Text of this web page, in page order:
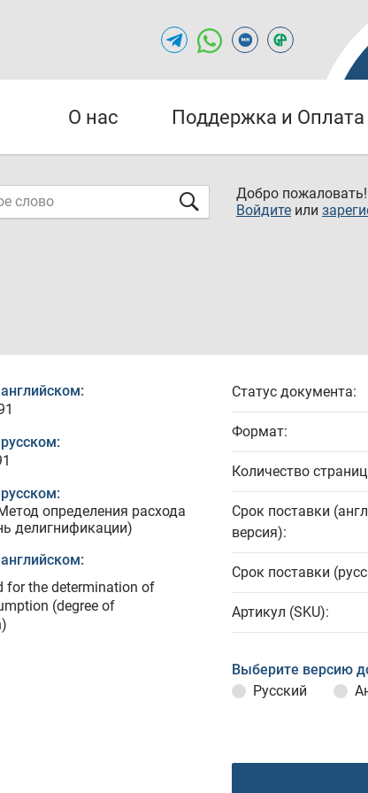
О нас Поддержка и Оплата
Добро пожаловать!
Войдите или
определения расхода
делигнификации)
for the determination of
(degree of
Статус документа:
Формат:
Количество
Срок поставки
версия):
Срок поставки
Артикул (SKU):
Выберите версию
Русский